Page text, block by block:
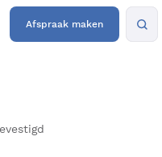
Afspraak maken